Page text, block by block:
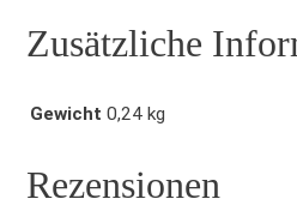
r
2
g
Zusätzliche
Gewicht 0,24 kg
Rezensionen